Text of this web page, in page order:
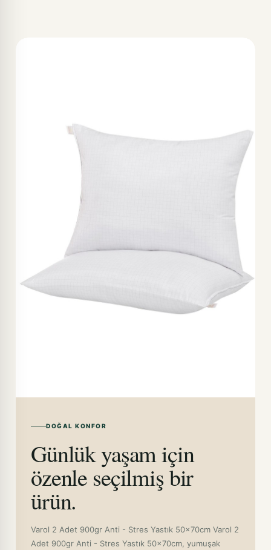
DOĞAL KONFOR
Günlük yaşam için
özenle seçilmiş bir
ürün.
Varol 2 Adet 900gr Anti - Stres Yastık 50x70cm Varol 2
Adet 900gr Anti - Stres Yastık 50x70cm, yumuşak